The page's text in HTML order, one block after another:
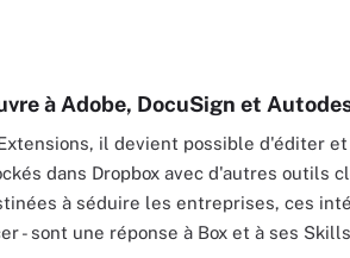
à Adobe, DocuSign et
il devient possible d'éditer
dans Dropbox avec d'autres outils
à séduire les entreprises, ces
- sont une réponse à Box et à ses